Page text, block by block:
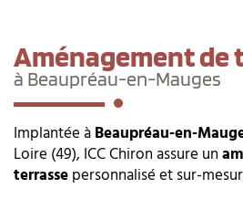
Aménagement de
à Beaupréau-en-Mauges
Implantée àBeaupréau-en-
Loire (49), ICC Chiron assure un
terrassepersonnalisé et sur-